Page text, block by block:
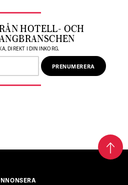
HOTELL- OCH
DIREKT I DIN INKORG.